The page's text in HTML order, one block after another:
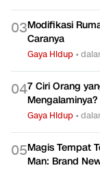
03Modifikasi
Caranya
Gaya Hidup •
047 Ciri Orang
Mengalaminya?
Gaya Hidup •
05Magis Tempat
Man: Brand